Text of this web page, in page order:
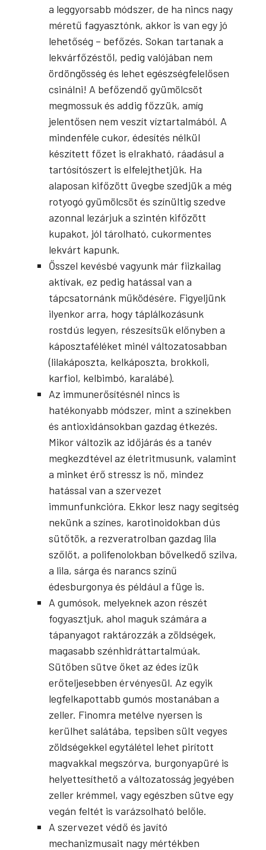
a leggyorsabb módszer, de ha nincs nagy
méretű fagyasztónk, akkor is van egy jó
lehetőség – befőzés. Sokan tartanak a
lekvárfőzéstől, pedig valójában nem
ördöngösség és lehet egészségfelelősen
csinálni! A befőzendő gyümölcsöt
megmossuk és addig főzzük, amíg
jelentősen nem veszít víztartalmából. A
mindenféle cukor, édesítés nélkül
készített főzet is elrakható, ráadásul a
tartósítószert is elfelejthetjük. Ha
alaposan kifőzött üvegbe szedjük a még
rotyogó gyümölcsöt és színültig szedve
azonnal lezárjuk a szintén kifőzött
kupakot, jól tárolható, cukormentes
lekvárt kapunk.
Ősszel kevésbé vagyunk már fiizkailag
aktívak, ez pedig hatással van a
tápcsatornánk működésére. Figyeljünk
ilyenkor arra, hogy táplálkozásunk
rostdús legyen, részesítsük előnyben a
káposztaféléket minél változatosabban
(lilakáposzta, kelkáposzta, brokkoli,
karfiol, kelbimbó, karalábé).
Az immunerősítésnél nincs is
hatékonyabb módszer, mint a színekben
és antioxidánsokban gazdag étkezés.
Mikor változik az időjárás és a tanév
megkezdtével az életritmusunk, valamint
a minket érő stressz is nő, mindez
hatással van a szervezet
immunfunkcióra. Ekkor lesz nagy segítség
nekünk a színes, karotinoidokban dús
sütőtök, a rezveratrolban gazdag lila
szőlőt, a polifenolokban bővelkedő szilva,
a lila, sárga és narancs színű
édesburgonya és például a füge is.
A gumósok, melyeknek azon részét
fogyasztjuk, ahol maguk számára a
tápanyagot raktározzák a zöldségek,
magasabb szénhidráttartalmúak.
Sütőben sütve őket az édes ízük
erőteljesebben érvényesül. Az egyik
legfelkapottabb gumós mostanában a
zeller. Finomra metélve nyersen is
kerülhet salátába, tepsiben sült vegyes
zöldségekkel egytálétel lehet pirított
magvakkal megszórva, burgonyapüré is
helyettesíthető a változatosság jegyében
zeller krémmel, vagy egészben sütve egy
vegán feltét is varázsolható belőle.
A szervezet védő és javító
mechanizmusait nagy mértékben